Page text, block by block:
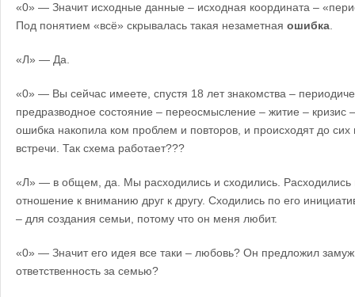
«0» — Значит исходные данные – исходная координата –
Под понятием «всё» скрывалась такая незаметная ошибка
«Л» — Да.
«0» — Вы сейчас имеете, спустя 18 лет знакомства –
предразводное состояние – переосмысление – житие – кризис
ошибка накопила ком проблем и повторов, и происходят до сих
встречи. Так схема работает???
«Л» — в общем, да. Мы расходились и сходились. Расходились
отношение к вниманию друг к другу. Сходились по его
– для создания семьи, потому что он меня любит.
«0» — Значит его идея все таки – любовь? Он предложил замуж
ответственность за семью?